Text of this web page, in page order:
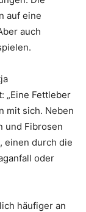
auf eine
auch
„Eine Fettleber
mit sich. Neben
und Fibrosen
einen durch die
oder
häufiger an